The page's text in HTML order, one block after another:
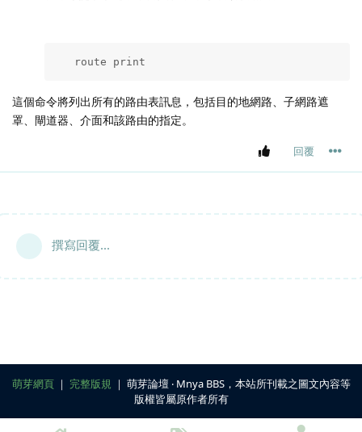
   route print
這個命令將列出所有的路由表訊息，包括目的地網路、子網路遮
罩、閘道器、介面和該路由的指定。
回覆
撰寫回覆...
萌芽網頁｜ 完整版規 ｜ 萌芽論壇 ‧ Mnya BBS，本站所刊載之圖文內容等
版權皆屬原作者所有